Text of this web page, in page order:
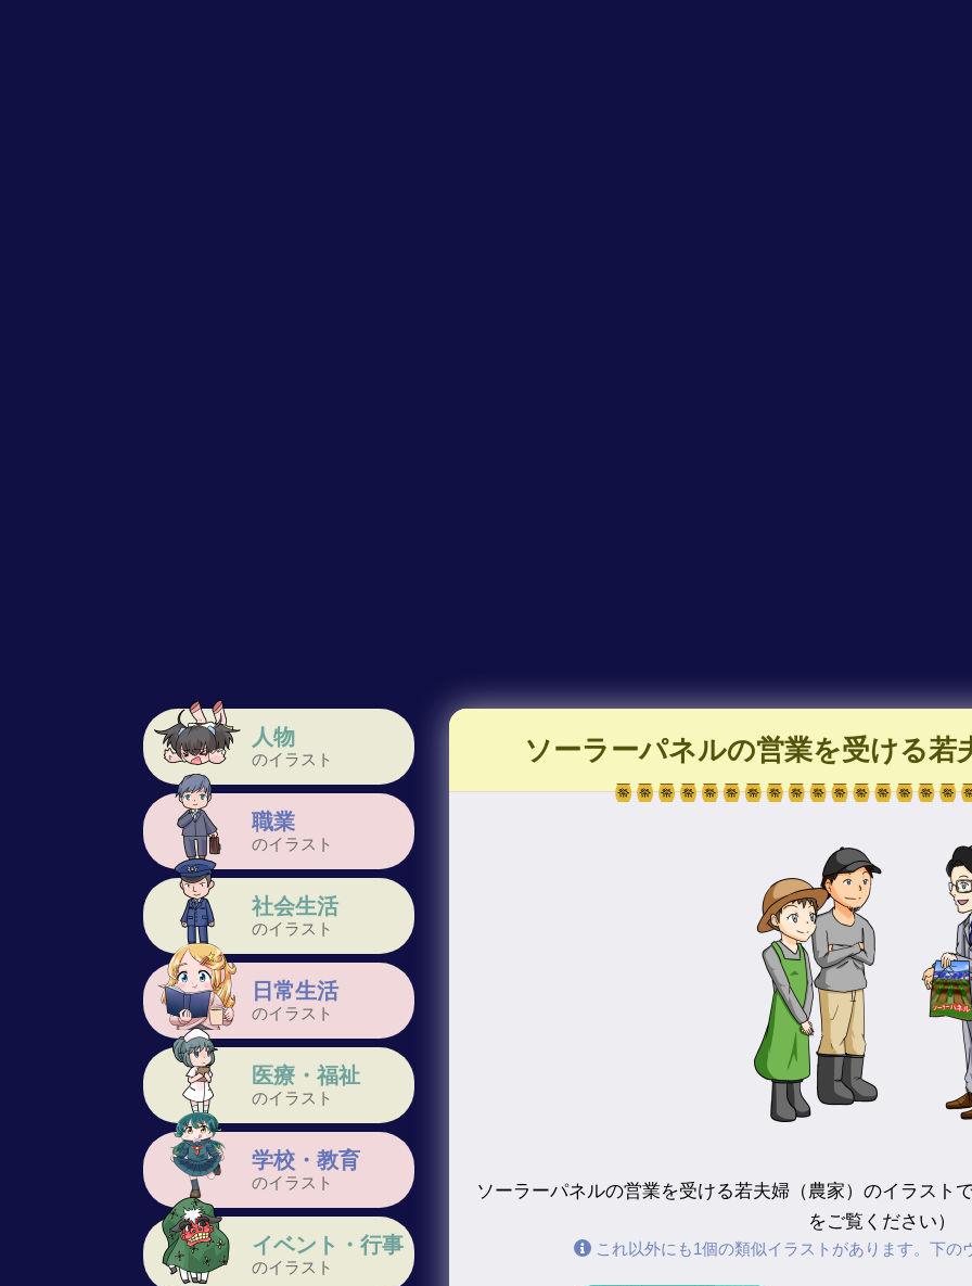
人物
のイラスト
職業
のイラスト
社会生活
のイラスト
日常生活
のイラスト
医療・福祉
のイラスト
学校・教育
のイラスト
イベント・行事
のイラスト
ソーラーパネルの営業を受ける若
ソーラーパネルの営業を受ける若夫婦（農家）のイラスト
をご覧ください）
これ以外にも1個の類似イラストがあります。下の